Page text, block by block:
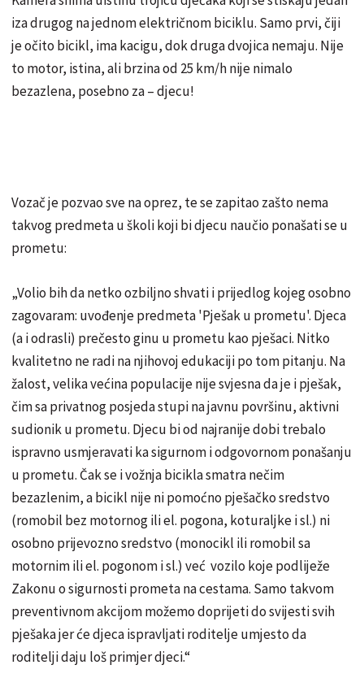
iza drugog na jednom električnom biciklu. Samo prvi, čiji
je očito bicikl, ima kacigu, dok druga dvojica nemaju. Nije
to motor, istina, ali brzina od 25 km/h nije nimalo
bezazlena, posebno za – djecu!
Vozač je pozvao sve na oprez, te se zapitao zašto nema
takvog predmeta u školi koji bi djecu naučio ponašati se u
prometu:
„Volio bih da netko ozbiljno shvati i prijedlog kojeg osobno
zagovaram: uvođenje predmeta 'Pješak u prometu'. Djeca
(a i odrasli) prečesto ginu u prometu kao pješaci. Nitko
kvalitetno ne radi na njihovoj edukaciji po tom pitanju. Na
žalost, velika većina populacije nije svjesna da je i pješak,
čim sa privatnog posjeda stupi na javnu površinu, aktivni
sudionik u prometu. Djecu bi od najranije dobi trebalo
ispravno usmjeravati ka sigurnom i odgovornom ponašanju
u prometu. Čak se i vožnja bicikla smatra nečim
bezazlenim, a bicikl nije ni pomoćno pješačko sredstvo
(romobil bez motornog ili el. pogona, koturaljke i sl.) ni
osobno prijevozno sredstvo (monocikl ili romobil sa
motornim ili el. pogonom i sl.) već vozilo koje podliježe
Zakonu o sigurnosti prometa na cestama. Samo takvom
preventivnom akcijom možemo doprijeti do svijesti svih
pješaka jer će djeca ispravljati roditelje umjesto da
roditelji daju loš primjer djeci.“